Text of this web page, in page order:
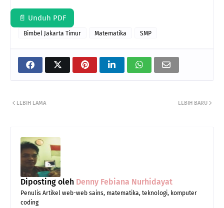
📄 Unduh PDF
Bimbel Jakarta Timur Matematika SMP
LEBIH BARU
LEBIH LAMA
Diposting oleh Denny Febiana Nurhidayat
Penulis Artikel web-web sains, matematika, teknologi, komputer
coding